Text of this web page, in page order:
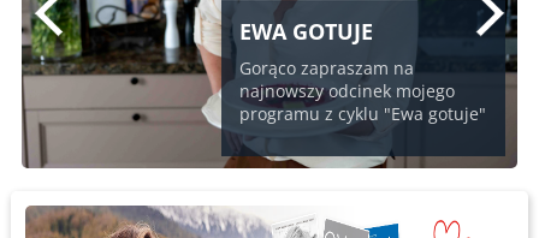
EWA GOTUJE
Gorąco zapraszam na
najnowszy odcinek mojego
programu z cyklu "Ewa gotuje"